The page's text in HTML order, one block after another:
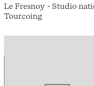
Le Fresnoy - Studio
Tourcoing